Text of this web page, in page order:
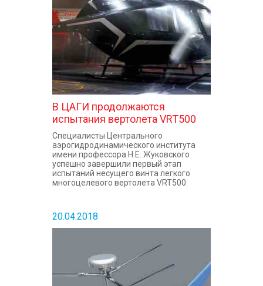
В ЦАГИ продолжаются
испытания вертолета VRT500
Специалисты Центрального
аэрогидродинамического института
имени профессора Н.Е. Жуковского
успешно завершили первый этап
испытаний несущего винта легкого
многоцелевого вертолета VRT500.
20.04.2018